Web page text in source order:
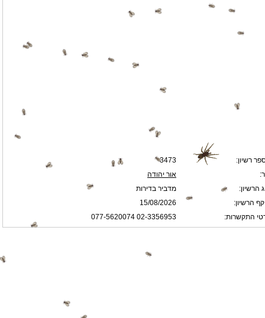
רשיון:
3473
אור יהודה
הרשיון:
מדביר בדירות
הרשיון:
15/08/2026
התקשרות:
02-3356953 077-5620074